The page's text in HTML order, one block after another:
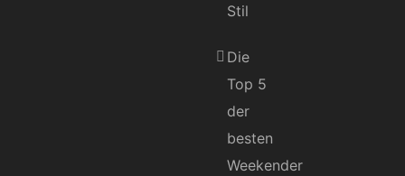
Stil
Die
Top 5
der
besten
Weekender